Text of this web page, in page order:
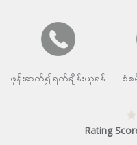
ဖုန်းဆက်၍ရက်ချိန်းယူရန် စုံစ
Rating